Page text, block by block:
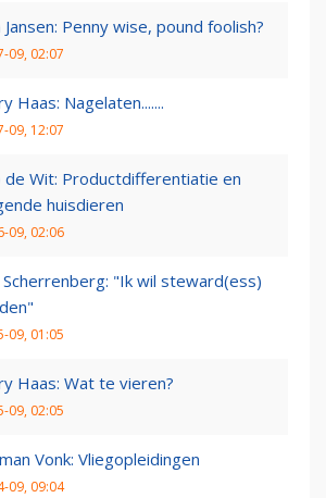
Jansen: Penny wise, pound foolish?
09, 02:07
Haas: Nagelaten.......
09, 12:07
de Wit: Productdifferentiatie en
huisdieren
09, 02:06
Scherrenberg: "Ik wil steward(ess)
09, 01:05
Haas: Wat te vieren?
09, 02:05
Vonk: Vliegopleidingen
09, 09:04